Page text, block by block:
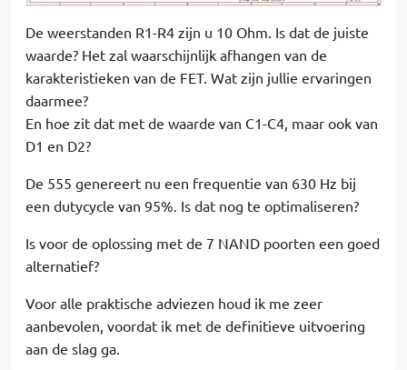
De weerstanden R1-R4 zijn u 10 Ohm. Is dat de juiste
waarde? Het zal waarschijnlijk afhangen van de
karakteristieken van de FET. Wat zijn jullie ervaringen
daarmee?
En hoe zit dat met de waarde van C1-C4, maar ook van
D1 en D2?
De 555 genereert nu een frequentie van 630 Hz bij
een dutycycle van 95%. Is dat nog te optimaliseren?
Is voor de oplossing met de 7 NAND poorten een goed
alternatief?
Voor alle praktische adviezen houd ik me zeer
aanbevolen, voordat ik met de definitieve uitvoering
aan de slag ga.